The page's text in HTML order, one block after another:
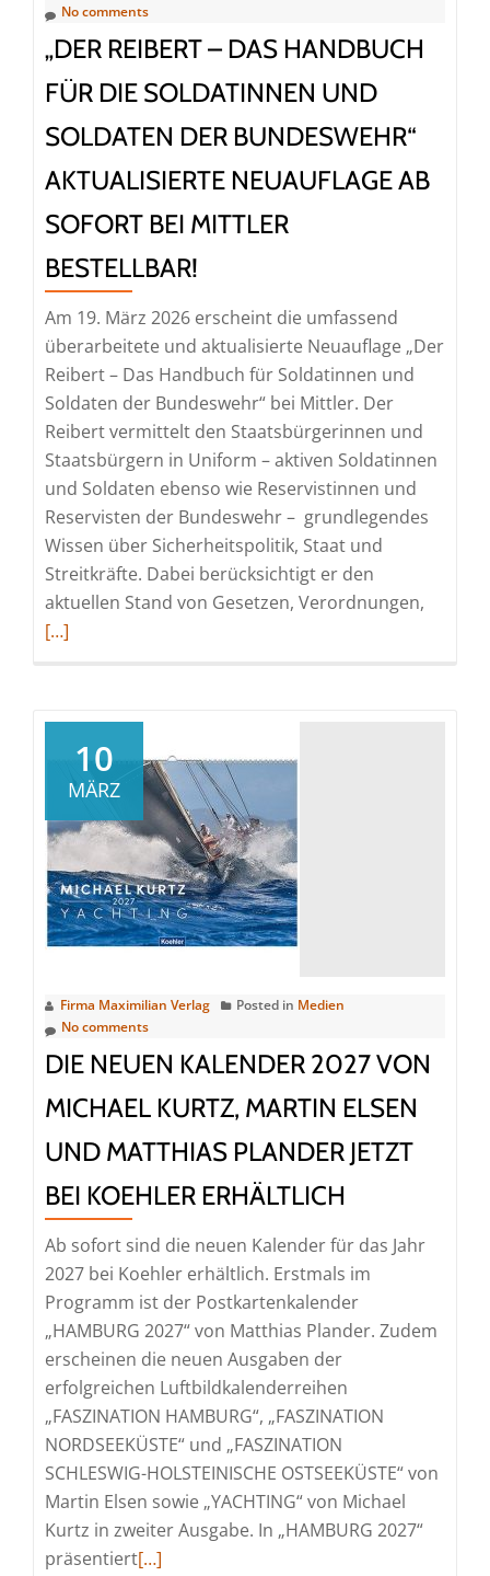
kommen
jetzt
bei
erhältlich
No comments
„DER REIBERT – DAS HANDBUCH
FÜR DIE SOLDATINNEN UND
SOLDATEN DER BUNDESWEHR“
AKTUALISIERTE NEUAUFLAGE AB
SOFORT BEI MITTLER
BESTELLBAR!
Am 19. März 2026 erscheint die umfassend
überarbeitete und aktualisierte Neuauflage „Der
Reibert – Das Handbuch für Soldatinnen und
Soldaten der Bundeswehr“ bei Mittler. Der
Reibert vermittelt den Staatsbürgerinnen und
Staatsbürgern in Uniform – aktiven Soldatinnen
und Soldaten ebenso wie Reservistinnen und
Reservisten der Bundeswehr – grundlegendes
Wissen über Sicherheitspolitik, Staat und
Streitkräfte. Dabei berücksichtigt er den
aktuellen Stand von Gesetzen, Verordnungen,
[…]
10
MÄRZ
Firma Maximilian Verlag Posted in Medien
No comments
DIE NEUEN KALENDER 2027 VON
MICHAEL KURTZ, MARTIN ELSEN
UND MATTHIAS PLANDER JETZT
BEI KOEHLER ERHÄLTLICH
Ab sofort sind die neuen Kalender für das Jahr
2027 bei Koehler erhältlich. Erstmals im
Programm ist der Postkartenkalender
„HAMBURG 2027“ von Matthias Plander. Zudem
erscheinen die neuen Ausgaben der
erfolgreichen Luftbildkalenderreihen
„FASZINATION HAMBURG“, „FASZINATION
NORDSEEKÜSTE“ und „FASZINATION
SCHLESWIG-HOLSTEINISCHE OSTSEEKÜSTE“ von
Martin Elsen sowie „YACHTING“ von Michael
Kurtz in zweiter Ausgabe. In „HAMBURG 2027“
präsentiertRead
[…]